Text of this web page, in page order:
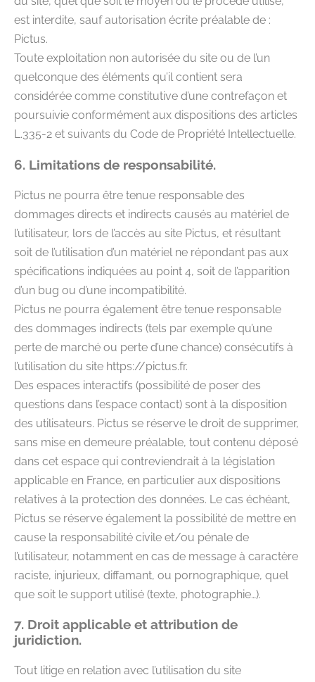
est interdite, sauf autorisation écrite préalable de :
Pictus.
Toute exploitation non autorisée du site ou de l’un
quelconque des éléments qu’il contient sera
considérée comme constitutive d’une contrefaçon et
poursuivie conformément aux dispositions des articles
L.335-2 et suivants du Code de Propriété Intellectuelle.
6. Limitations de responsabilité.
Pictus ne pourra être tenue responsable des
dommages directs et indirects causés au matériel de
l’utilisateur, lors de l’accès au site Pictus, et résultant
soit de l’utilisation d’un matériel ne répondant pas aux
spécifications indiquées au point 4, soit de l’apparition
d’un bug ou d’une incompatibilité.
Pictus ne pourra également être tenue responsable
des dommages indirects (tels par exemple qu’une
perte de marché ou perte d’une chance) consécutifs à
l’utilisation du site https://pictus.fr.
Des espaces interactifs (possibilité de poser des
questions dans l’espace contact) sont à la disposition
des utilisateurs. Pictus se réserve le droit de supprimer,
sans mise en demeure préalable, tout contenu déposé
dans cet espace qui contreviendrait à la législation
applicable en France, en particulier aux dispositions
relatives à la protection des données. Le cas échéant,
Pictus se réserve également la possibilité de mettre en
cause la responsabilité civile et/ou pénale de
l’utilisateur, notamment en cas de message à caractère
raciste, injurieux, diffamant, ou pornographique, quel
que soit le support utilisé (texte, photographie…).
7. Droit applicable et attribution de
juridiction.
Tout litige en relation avec l’utilisation du site